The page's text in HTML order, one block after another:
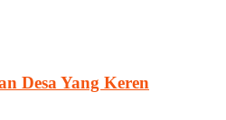
Desa Yang Keren